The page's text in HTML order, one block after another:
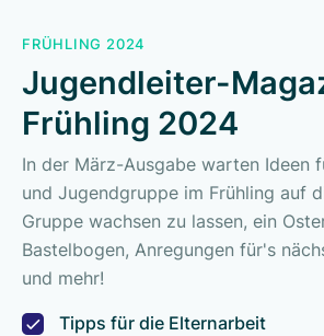
FRÜHLING 2024
Jugendleiter-
Frühling 2024
In der März-Ausgabe warten Ideen
und Jugendgruppe im Frühling auf
Gruppe wachsen zu lassen, ein
Bastelbogen, Anregungen für's
und mehr!
Tipps für die Elternarbeit